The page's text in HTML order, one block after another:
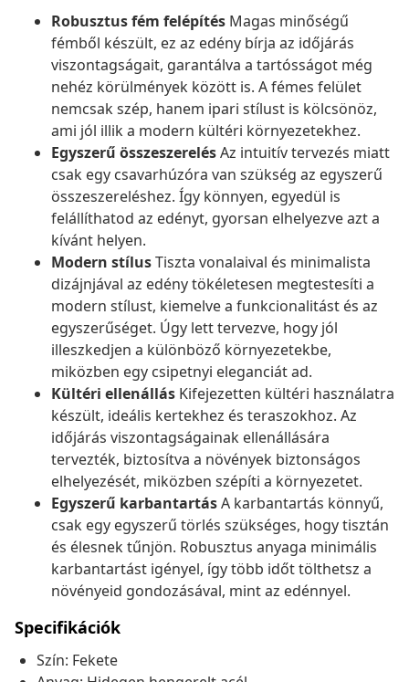
Robusztus fém felépítés Magas minőségű
fémből készült, ez az edény bírja az időjárás
viszontagságait, garantálva a tartósságot még
nehéz körülmények között is. A fémes felület
nemcsak szép, hanem ipari stílust is kölcsönöz,
ami jól illik a modern kültéri környezetekhez.
Egyszerű összeszerelésAz intuitív tervezés miatt
csak egy csavarhúzóra van szükség az egyszerű
összeszereléshez. Így könnyen, egyedül is
felállíthatod az edényt, gyorsan elhelyezve azt a
kívánt helyen.
Modern stílusTiszta vonalaival és minimalista
dizájnjával az edény tökéletesen megtestesíti a
modern stílust, kiemelve a funkcionalitást és az
egyszerűséget. Úgy lett tervezve, hogy jól
illeszkedjen a különböző környezetekbe,
miközben egy csipetnyi eleganciát ad.
Kültéri ellenállás Kifejezetten kültéri használatra
készült, ideális kertekhez és teraszokhoz. Az
időjárás viszontagságainak ellenállására
tervezték, biztosítva a növények biztonságos
elhelyezését, miközben szépíti a környezetet.
Egyszerű karbantartásA karbantartás könnyű,
csak egy egyszerű törlés szükséges, hogy tisztán
és élesnek tűnjön. Robusztus anyaga minimális
karbantartást igényel, így több időt tölthetsz a
növényeid gondozásával, mint az edénnyel.
Specifikációk
Szín: Fekete